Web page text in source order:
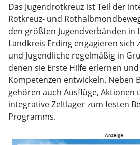
Das Jugendrotkreuz ist Teil der
Rotkreuz- und
den größten Jugendverbänden in
Landkreis Erding engagieren sich
und Jugendliche regelmäßig in
denen sie Erste Hilfe erlernen
Kompetenzen entwickeln. Neben
gehören auch Ausflüge, Aktionen
integrative Zeltlager zum festen
Programms.